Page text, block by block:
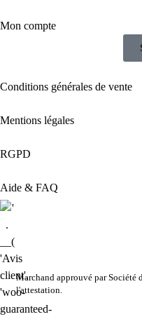
Mon compte
Conditions générales de vente
Mentions légales
RGPD
Aide & FAQ
Marchand approuvé par Société
l'attestation